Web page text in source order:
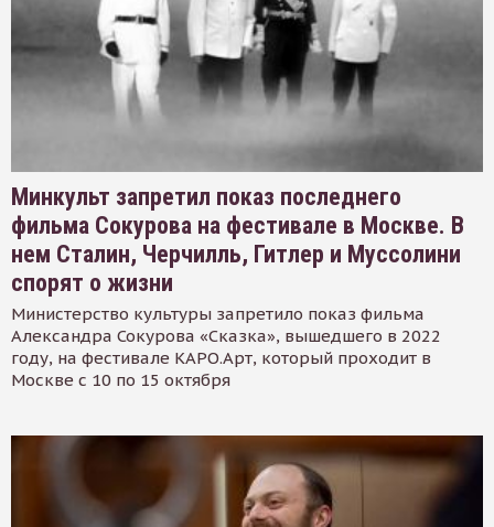
Минкульт запретил показ последнего
фильма Сокурова на фестивале в Москве. В
нем Сталин, Черчилль, Гитлер и Муссолини
спорят о жизни
Министерство культуры запретило показ фильма
Александра Сокурова «Сказка», вышедшего в 2022
году, на фестивале КАРО.Арт, который проходит в
Москве с 10 по 15 октября